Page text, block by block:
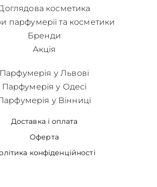
косметика
парфумерії та косметики
Бренди
Акція
Доставка і оплата
Оферта
конфіденційності
Парфумерія у Львові
Парфумерія у Одесі
у Вінниці